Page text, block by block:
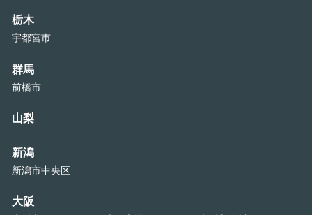
栃木
宇都宮市
群馬
前橋市
山梨
新潟
新潟市中央区
大阪